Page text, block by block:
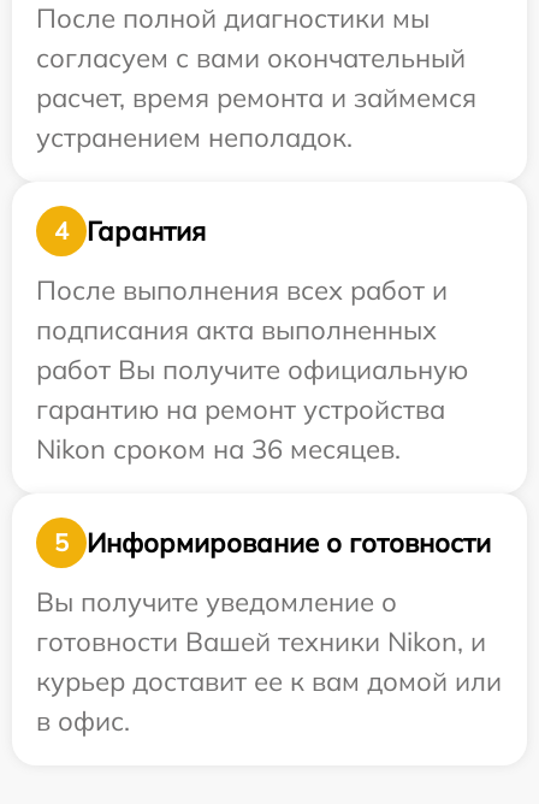
После полной диагностики мы
согласуем с вами окончательный
расчет, время ремонта и займемся
устранением неполадок.
4
Гарантия
После выполнения всех работ и
подписания акта выполненных
работ Вы получите официальную
гарантию на ремонт устройства
Nikon сроком на 36 месяцев.
5
Информирование о готовности
Вы получите уведомление о
готовности Вашей техники Nikon, и
курьер доставит ее к вам домой или
в офис.